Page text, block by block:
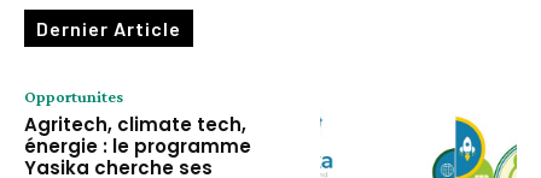
Dernier Article
Opportunites
Agritech, climate tech,
énergie : le programme
Yasika cherche ses